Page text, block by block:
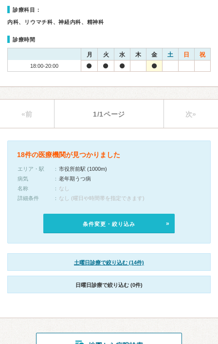
診療科目：
内科、リウマチ科、神経内科、精神科
診療時間
月 火 水 木 金 土 日 祝
18:00-20:00
«前 1/1ページ 次»
18件の医療機関が見つかりました
エリア・駅
市役所前駅 (1000m)
病気
老年期うつ病
名称
なし
詳細条件
なし (曜日や時間帯を指定できます)
条件変更・絞り込み
土曜日診療で絞り込む (14件)
日曜日診療で絞り込む (0件)